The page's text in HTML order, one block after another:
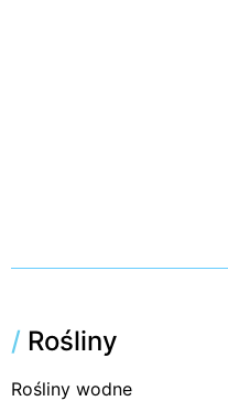
/ Rośliny
Rośliny wodne